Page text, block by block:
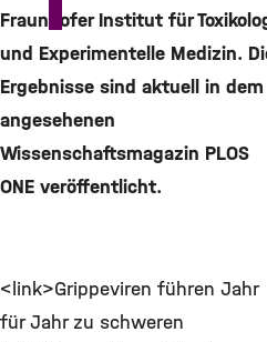
Fraunhofer Institut für
und Experimentelle Medizin.
Ergebnisse sind aktuell in dem
angesehenen
Wissenschaftsmagazin PLOS
ONE veröffentlicht.
<link>Grippeviren führen Jahr
für Jahr zu schweren